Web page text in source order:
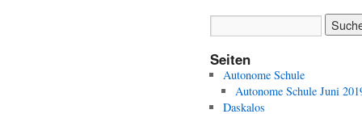
Seiten
Autonome Schule
Autonome Schule Juni
Daskalos